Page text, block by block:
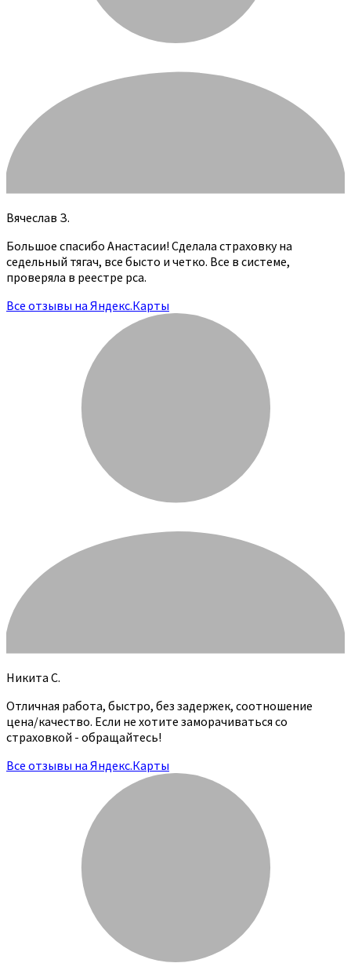
Вячеслав З.
Большое спасибо Анастасии! Сделала страховку на
седельный тягач, все бысто и четко. Все в системе,
проверяла в реестре рса.
Все отзывы на Яндекс.Карты
Никита С.
Отличная работа, быстро, без задержек, соотношение
цена/качество. Если не хотите заморачиваться со
страховкой - обращайтесь!
Все отзывы на Яндекс.Карты